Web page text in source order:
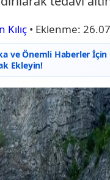
• Eklenme:
ve Önemli Haberler
Ekleyin!